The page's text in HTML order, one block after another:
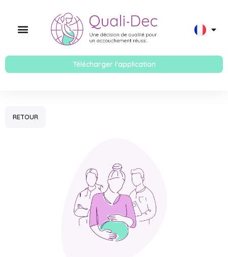
Télécharger l'application
RETOUR